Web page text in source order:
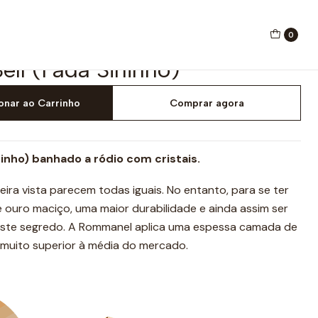
0
(Fada Sininho)
ao Carrinho Comprar agora
banhado a ródio com cristais.
vista parecem todas iguais. No entanto, para se ter
maciço, uma maior durabilidade e ainda assim ser
segredo. A Rommanel aplica uma espessa camada de
superior à média do mercado.